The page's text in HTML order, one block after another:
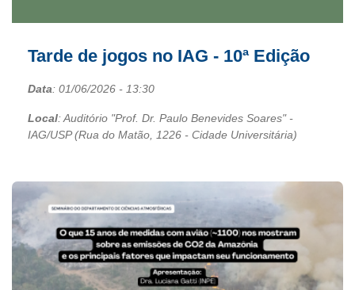
Tarde de jogos no IAG - 10ª Edição
Data: 01/06/2026 - 13:30
Local: Auditório "Prof. Dr. Paulo Benevides Soares" -
IAG/USP (Rua do Matão, 1226 - Cidade Universitária)